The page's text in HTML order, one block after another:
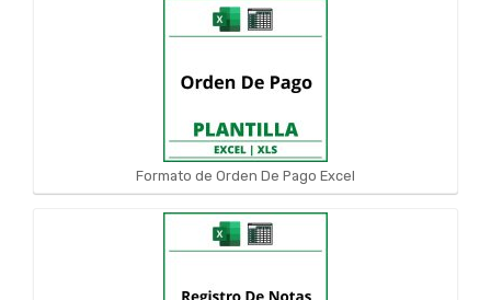
Formato de Orden De Pago Excel